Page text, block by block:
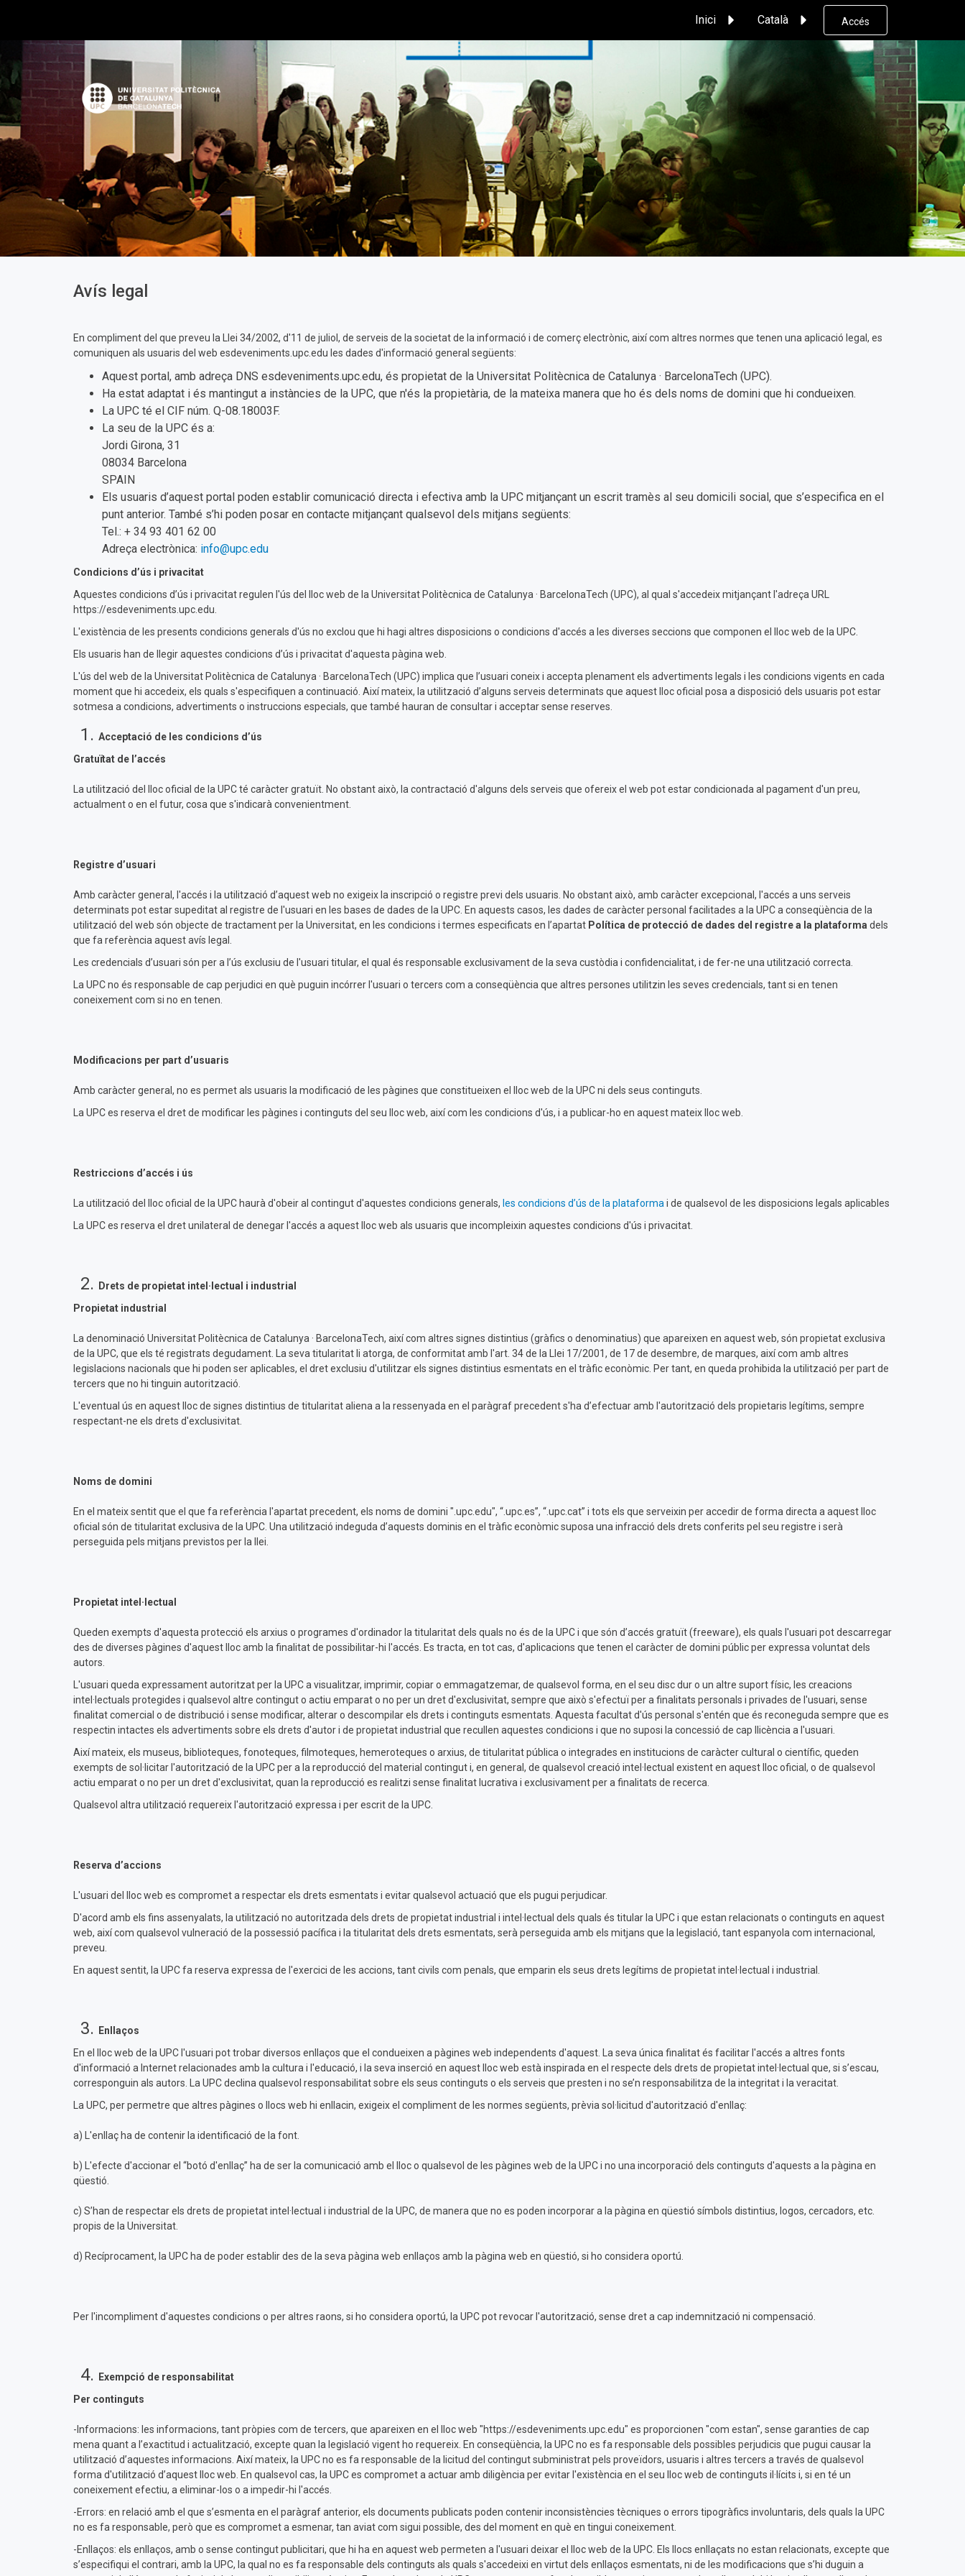
Inici Català Accés
Avís legal
En compliment del que preveu la Llei 34/2002, d'11 de juliol, de serveis de la societat de la informació i de comerç electrònic, així com altres normes que tenen una aplicació legal, es
comuniquen als usuaris del web esdeveniments.upc.edu les dades d'informació general següents:
Aquest portal, amb adreça DNS esdeveniments.upc.edu, és propietat de la Universitat Politècnica de Catalunya · BarcelonaTech (UPC).
Ha estat adaptat i és mantingut a instàncies de la UPC, que n'és la propietària, de la mateixa manera que ho és dels noms de domini que hi condueixen.
La UPC té el CIF núm. Q-08.18003F.
La seu de la UPC és a:
Jordi Girona, 31
08034 Barcelona
SPAIN
Els usuaris d’aquest portal poden establir comunicació directa i efectiva amb la UPC mitjançant un escrit tramès al seu domicili social, que s’especifica en el
punt anterior. També s’hi poden posar en contacte mitjançant qualsevol dels mitjans següents:
Tel.: + 34 93 401 62 00
Adreça electrònica: info@upc.edu
Condicions d’ús i privacitat
Aquestes condicions d’ús i privacitat regulen l'ús del lloc web de la Universitat Politècnica de Catalunya · BarcelonaTech (UPC), al qual s'accedeix mitjançant l'adreça URL
https://esdeveniments.upc.edu.
L'existència de les presents condicions generals d'ús no exclou que hi hagi altres disposicions o condicions d'accés a les diverses seccions que componen el lloc web de la UPC.
Els usuaris han de llegir aquestes condicions d’ús i privacitat d'aquesta pàgina web.
L'ús del web de la Universitat Politècnica de Catalunya · BarcelonaTech (UPC) implica que l’usuari coneix i accepta plenament els advertiments legals i les condicions vigents en cada
moment que hi accedeix, els quals s'especifiquen a continuació. Així mateix, la utilització d’alguns serveis determinats que aquest lloc oficial posa a disposició dels usuaris pot estar
sotmesa a condicions, advertiments o instruccions especials, que també hauran de consultar i acceptar sense reserves.
Acceptació de les condicions d’ús
Gratuïtat de l’accés
La utilització del lloc oficial de la UPC té caràcter gratuït. No obstant això, la contractació d'alguns dels serveis que ofereix el web pot estar condicionada al pagament d'un preu,
actualment o en el futur, cosa que s'indicarà convenientment.
Registre d’usuari
Amb caràcter general, l'accés i la utilització d’aquest web no exigeix la inscripció o registre previ dels usuaris. No obstant això, amb caràcter excepcional, l'accés a uns serveis
determinats pot estar supeditat al registre de l'usuari en les bases de dades de la UPC. En aquests casos, les dades de caràcter personal facilitades a la UPC a conseqüència de la
utilització del web són objecte de tractament per la Universitat, en les condicions i termes especificats en l’apartat Política de protecció de dades del registre a la plataforma dels
que fa referència aquest avís legal.
Les credencials d’usuari són per a l’ús exclusiu de l'usuari titular, el qual és responsable exclusivament de la seva custòdia i confidencialitat, i de fer-ne una utilització correcta.
La UPC no és responsable de cap perjudici en què puguin incórrer l'usuari o tercers com a conseqüència que altres persones utilitzin les seves credencials, tant si en tenen
coneixement com si no en tenen.
Modificacions per part d’usuaris
Amb caràcter general, no es permet als usuaris la modificació de les pàgines que constitueixen el lloc web de la UPC ni dels seus continguts.
La UPC es reserva el dret de modificar les pàgines i continguts del seu lloc web, així com les condicions d'ús, i a publicar-ho en aquest mateix lloc web.
Restriccions d’accés i ús
La utilització del lloc oficial de la UPC haurà d'obeir al contingut d'aquestes condicions generals, les condicions d’ús de la plataforma i de qualsevol de les disposicions legals aplicables
La UPC es reserva el dret unilateral de denegar l'accés a aquest lloc web als usuaris que incompleixin aquestes condicions d'ús i privacitat.
Drets de propietat intel·lectual i industrial
Propietat industrial
La denominació Universitat Politècnica de Catalunya · BarcelonaTech, així com altres signes distintius (gràfics o denominatius) que apareixen en aquest web, són propietat exclusiva
de la UPC, que els té registrats degudament. La seva titularitat li atorga, de conformitat amb l'art. 34 de la Llei 17/2001, de 17 de desembre, de marques, així com amb altres
legislacions nacionals que hi poden ser aplicables, el dret exclusiu d'utilitzar els signes distintius esmentats en el tràfic econòmic. Per tant, en queda prohibida la utilització per part de
tercers que no hi tinguin autorització.
L'eventual ús en aquest lloc de signes distintius de titularitat aliena a la ressenyada en el paràgraf precedent s'ha d’efectuar amb l'autorització dels propietaris legítims, sempre
respectant-ne els drets d'exclusivitat.
Noms de domini
En el mateix sentit que el que fa referència l'apartat precedent, els noms de domini ".upc.edu", “.upc.es”, “.upc.cat” i tots els que serveixin per accedir de forma directa a aquest lloc
oficial són de titularitat exclusiva de la UPC. Una utilització indeguda d’aquests dominis en el tràfic econòmic suposa una infracció dels drets conferits pel seu registre i serà
perseguida pels mitjans previstos per la llei.
Propietat intel·lectual
Queden exempts d'aquesta protecció els arxius o programes d'ordinador la titularitat dels quals no és de la UPC i que són d’accés gratuït (freeware), els quals l'usuari pot descarregar
des de diverses pàgines d'aquest lloc amb la finalitat de possibilitar-hi l'accés. Es tracta, en tot cas, d'aplicacions que tenen el caràcter de domini públic per expressa voluntat dels
autors.
L'usuari queda expressament autoritzat per la UPC a visualitzar, imprimir, copiar o emmagatzemar, de qualsevol forma, en el seu disc dur o un altre suport físic, les creacions
intel·lectuals protegides i qualsevol altre contingut o actiu emparat o no per un dret d'exclusivitat, sempre que això s'efectuï per a finalitats personals i privades de l'usuari, sense
finalitat comercial o de distribució i sense modificar, alterar o descompilar els drets i continguts esmentats. Aquesta facultat d'ús personal s'entén que és reconeguda sempre que es
respectin intactes els advertiments sobre els drets d'autor i de propietat industrial que recullen aquestes condicions i que no suposi la concessió de cap llicència a l'usuari.
Així mateix, els museus, biblioteques, fonoteques, filmoteques, hemeroteques o arxius, de titularitat pública o integrades en institucions de caràcter cultural o científic, queden
exempts de sol·licitar l'autorització de la UPC per a la reproducció del material contingut i, en general, de qualsevol creació intel·lectual existent en aquest lloc oficial, o de qualsevol
actiu emparat o no per un dret d'exclusivitat, quan la reproducció es realitzi sense finalitat lucrativa i exclusivament per a finalitats de recerca.
Qualsevol altra utilització requereix l'autorització expressa i per escrit de la UPC.
Reserva d’accions
L'usuari del lloc web es compromet a respectar els drets esmentats i evitar qualsevol actuació que els pugui perjudicar.
D'acord amb els fins assenyalats, la utilització no autoritzada dels drets de propietat industrial i intel·lectual dels quals és titular la UPC i que estan relacionats o continguts en aquest
web, així com qualsevol vulneració de la possessió pacífica i la titularitat dels drets esmentats, serà perseguida amb els mitjans que la legislació, tant espanyola com internacional,
preveu.
En aquest sentit, la UPC fa reserva expressa de l'exercici de les accions, tant civils com penals, que emparin els seus drets legítims de propietat intel·lectual i industrial.
Enllaços
En el lloc web de la UPC l'usuari pot trobar diversos enllaços que el condueixen a pàgines web independents d'aquest. La seva única finalitat és facilitar l'accés a altres fonts
d'informació a Internet relacionades amb la cultura i l'educació, i la seva inserció en aquest lloc web està inspirada en el respecte dels drets de propietat intel·lectual que, si s’escau,
corresponguin als autors. La UPC declina qualsevol responsabilitat sobre els seus continguts o els serveis que presten i no se’n responsabilitza de la integritat i la veracitat.
La UPC, per permetre que altres pàgines o llocs web hi enllacin, exigeix el compliment de les normes següents, prèvia sol·licitud d'autorització d'enllaç:
a) L'enllaç ha de contenir la identificació de la font.
b) L'efecte d'accionar el “botó d'enllaç” ha de ser la comunicació amb el lloc o qualsevol de les pàgines web de la UPC i no una incorporació dels continguts d'aquests a la pàgina en
qüestió.
c) S’han de respectar els drets de propietat intel·lectual i industrial de la UPC, de manera que no es poden incorporar a la pàgina en qüestió símbols distintius, logos, cercadors, etc.
propis de la Universitat.
d) Recíprocament, la UPC ha de poder establir des de la seva pàgina web enllaços amb la pàgina web en qüestió, si ho considera oportú.
Per l'incompliment d'aquestes condicions o per altres raons, si ho considera oportú, la UPC pot revocar l'autorització, sense dret a cap indemnització ni compensació.
Exempció de responsabilitat
Per continguts
-Informacions: les informacions, tant pròpies com de tercers, que apareixen en el lloc web "https://esdeveniments.upc.edu" es proporcionen "com estan", sense garanties de cap
mena quant a l’exactitud i actualització, excepte quan la legislació vigent ho requereix. En conseqüència, la UPC no es fa responsable dels possibles perjudicis que pugui causar la
utilització d’aquestes informacions. Així mateix, la UPC no es fa responsable de la licitud del contingut subministrat pels proveïdors, usuaris i altres tercers a través de qualsevol
forma d'utilització d’aquest lloc web. En qualsevol cas, la UPC es compromet a actuar amb diligència per evitar l'existència en el seu lloc web de continguts il·lícits i, si en té un
coneixement efectiu, a eliminar-los o a impedir-hi l'accés.
-Errors: en relació amb el que s’esmenta en el paràgraf anterior, els documents publicats poden contenir inconsistències tècniques o errors tipogràfics involuntaris, dels quals la UPC
no es fa responsable, però que es compromet a esmenar, tan aviat com sigui possible, des del moment en què en tingui coneixement.
-Enllaços: els enllaços, amb o sense contingut publicitari, que hi ha en aquest web permeten a l'usuari deixar el lloc web de la UPC. Els llocs enllaçats no estan relacionats, excepte que
s’especifiqui el contrari, amb la UPC, la qual no es fa responsable dels continguts als quals s'accedeixi en virtut dels enllaços esmentats, ni de les modificacions que s’hi duguin a